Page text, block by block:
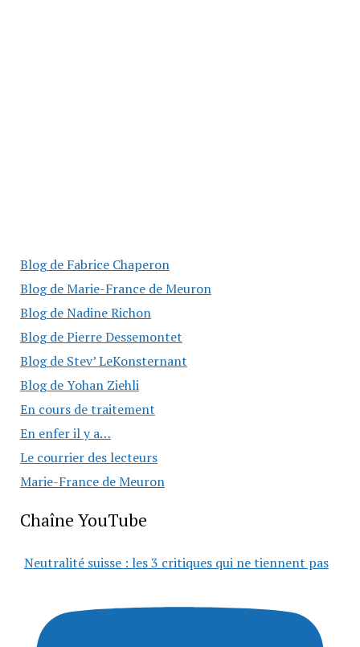
Blog de Fabrice Chaperon
Blog de Marie-France de Meuron
Blog de Nadine Richon
Blog de Pierre Dessemontet
Blog de Stev’ LeKonsternant
Blog de Yohan Ziehli
En cours de traitement
En enfer il y a…
Le courrier des lecteurs
Marie-France de Meuron
Chaîne YouTube
Neutralité suisse : les 3 critiques qui ne tiennent pas